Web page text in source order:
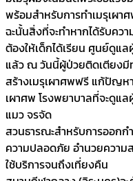
พร้อมสำหรับการทำเมรุเผา
ฉะนั้นสิ่งที่จะทำหากได้รับคว
ต้องให้เด็กได้เรียน ศูนย์ดูแ
แล้ว ณ วันนี้ผู้ป่วยติดเตียงมี
สร้างเมรุเผาศพฟรี แก้ปัญห
เผาศพ โรงพยาบาลที่จะดูแ
แมว จรจัด
สวนธารณะสำหรับการออกก
ความปลอดภัย อำนวยความ
ใช้บริการจนถึงเที่ยงคืน